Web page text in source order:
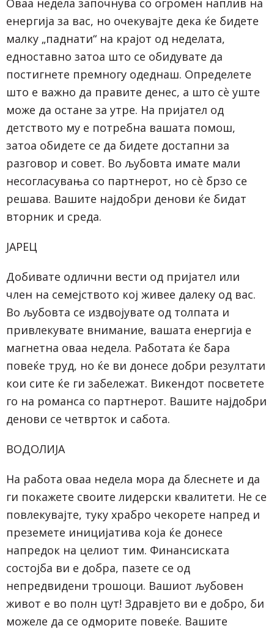
Оваа недела започнува со огромен наплив на
енергија за вас, но очекувајте дека ќе бидете
малку „паднати“ на крајот од неделата,
едноставно затоа што се обидувате да
постигнете премногу одеднаш. Определете
што е важно да правите денес, а што сè уште
може да остане за утре. На пријател од
детството му е потребна вашата помош,
затоа обидете се да бидете достапни за
разговор и совет. Во љубовта имате мали
несогласувања со партнерот, но сè брзо се
решава. Вашите најдобри денови ќе бидат
вторник и среда.
ЈАРЕЦ
Добивате одлични вести од пријател или
член на семејството кој живее далеку од вас.
Во љубовта се издвојувате од толпата и
привлекувате внимание, вашата енергија е
магнетна оваа недела. Работата ќе бара
повеќе труд, но ќе ви донесе добри резултати
кои сите ќе ги забележат. Викендот посветете
го на романса со партнерот. Вашите најдобри
денови се четврток и сабота.
ВОДОЛИЈА
На работа оваа недела мора да блеснете и да
ги покажете своите лидерски квалитети. Не се
повлекувајте, туку храбро чекорете напред и
преземете иницијатива која ќе донесе
напредок на целиот тим. Финансиската
состојба ви е добра, пазете се од
непредвидени трошоци. Вашиот љубовен
живот е во полн цут! Здравјето ви е добро, би
можеле да се одморите повеќе. Вашите